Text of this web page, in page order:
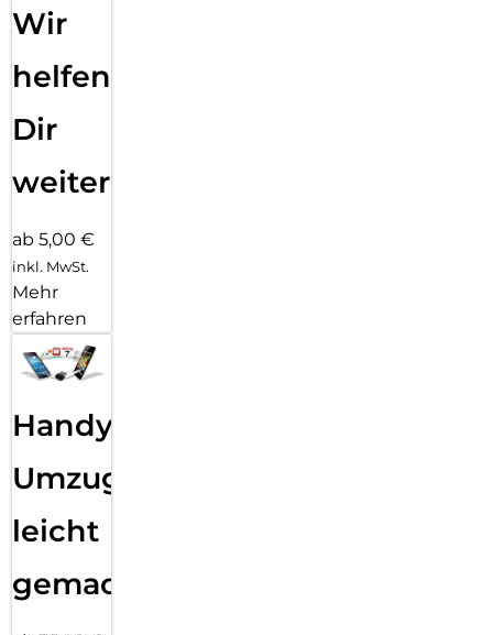
Wir
helfen
Dir
weiter
ab 5,00 €
inkl. MwSt.
Mehr
erfahren
Handy
Umzug
leicht
gemacht!